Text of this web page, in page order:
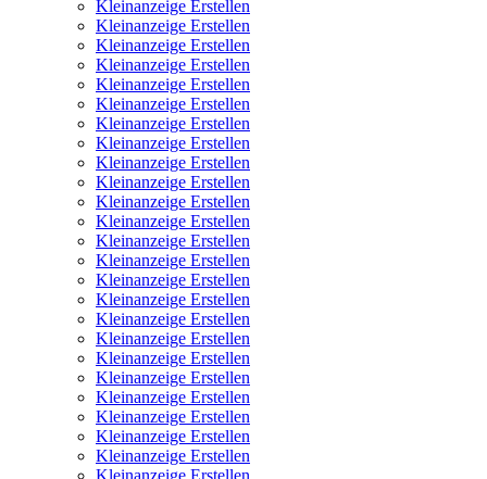
Kleinanzeige Erstellen
Kleinanzeige Erstellen
Kleinanzeige Erstellen
Kleinanzeige Erstellen
Kleinanzeige Erstellen
Kleinanzeige Erstellen
Kleinanzeige Erstellen
Kleinanzeige Erstellen
Kleinanzeige Erstellen
Kleinanzeige Erstellen
Kleinanzeige Erstellen
Kleinanzeige Erstellen
Kleinanzeige Erstellen
Kleinanzeige Erstellen
Kleinanzeige Erstellen
Kleinanzeige Erstellen
Kleinanzeige Erstellen
Kleinanzeige Erstellen
Kleinanzeige Erstellen
Kleinanzeige Erstellen
Kleinanzeige Erstellen
Kleinanzeige Erstellen
Kleinanzeige Erstellen
Kleinanzeige Erstellen
Kleinanzeige Erstellen